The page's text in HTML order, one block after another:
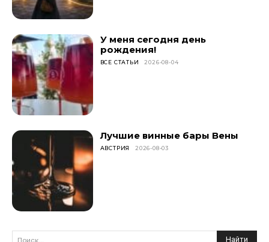
У меня сегодня день
рождения!
ВСЕ СТАТЬИ 2026-08-04
Лучшие винные бары Вены
АВСТРИЯ 2026-08-03
Поиск... Найти